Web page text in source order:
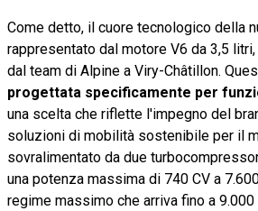
Come detto, il cuore tecnologico della
rappresentato dal motore V6 da 3,5
dal team di Alpine a Viry-Châtillon.
progettata specificamente per
una scelta che riflette l'impegno del
soluzioni di mobilità sostenibile per il
sovralimentato da due
una potenza massima di 740 CV a
regime massimo che arriva fino a